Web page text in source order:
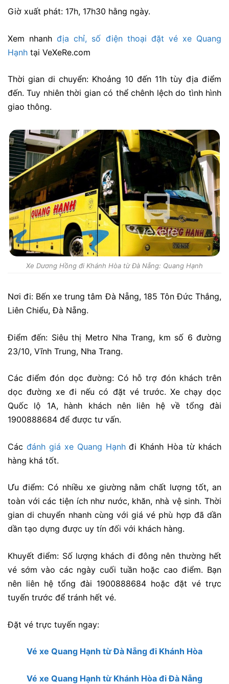
Giờ xuất phát: 17h, 17h30 hằng ngày.
Xem nhanhđịa chỉ, số điện thoại đặt vé xe Quang
Hạnh tại VeXeRe.com
Thời gian di chuyển: Khoảng 10 đến 11h tùy địa điểm
đến. Tuy nhiên thời gian có thể chênh lệch do tình hình
giao thông.
Xe Dương Hồng đi Khánh Hòa từ Đà Nẵng: Quang Hạnh
Nơi đi: Bến xe trung tâm Đà Nẵng, 185 Tôn Đức Thắng,
Liên Chiểu, Đà Nẵng.
Điểm đến: Siêu thị Metro Nha Trang, km số 6 đường
23/10, Vĩnh Trung, Nha Trang.
Các điểm đón dọc đường: Có hỗ trợ đón khách trên
dọc đường xe đi nếu có đặt vé trước. Xe chạy dọc
Quốc lộ 1A, hành khách nên liên hệ về tổng đài
1900888684 để được tư vấn.
Các đánh giá xe Quang Hạnhđi Khánh Hòa từ khách
hàng khá tốt.
Ưu điểm: Có nhiều xe giường nằm chất lượng tốt, an
toàn với các tiện ích như nước, khăn, nhà vệ sinh. Thời
gian di chuyển nhanh cùng với giá vé phù hợp đã dần
dần tạo dựng được uy tín đối với khách hàng.
Khuyết điểm: Số lượng khách đi đông nên thường hết
vé sớm vào các ngày cuối tuần hoặc cao điểm. Bạn
nên liên hệ tổng đài 1900888684 hoặc đặt vé trực
tuyến trước để tránh hết vé.
Đặt vé trực tuyến ngay:
Vé xe Quang Hạnh từ Đà Nẵng đi Khánh Hòa
Vé xe Quang Hạnh từ Khánh Hòa đi Đà Nẵng